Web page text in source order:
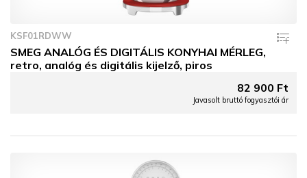
KSF01RDWW
SMEG ANALÓG ÉS DIGITÁLIS KONYHAI MÉRLEG,
retro, analóg és digitális kijelző, piros
82 900 Ft
Javasolt bruttó fogyasztói ár